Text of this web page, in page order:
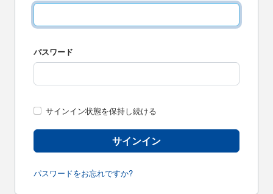
パスワード
サインイン状態を保持し続ける
パスワードをお忘れですか?
サインイン